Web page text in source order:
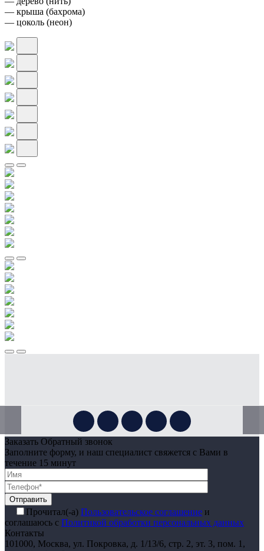
— крыша (бахрома)
— цоколь (неон)
Заказать Обратный звонок
Заполните форму, и наш специалист свяжется с Вами в
течение 15 минут
Отправить
Прочитал(-а) Пользовательское соглашение и
соглашаюсь с Политикой обработки персональных данных
Контакты
101000, Москва, ул. Покровка, д. 1/13/6, стр. 2, эт. 3, пом. 1,